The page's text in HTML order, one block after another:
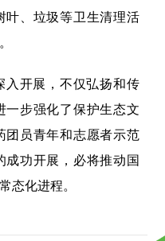
叶、垃圾等卫生清理活
入开展，不仅弘扬和传
一步强化了保护生态文
团员青年和志愿者示范
成功开展，必将推动国
态化进程。